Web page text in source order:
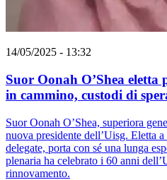
14/05/2025 - 13:32
Suor Oonah O’Shea eletta
in cammino, custodi di
Suor Oonah O’Shea, superiora
nuova presidente dell’Uisg. Eletta
delegate, porta con sé una lunga
plenaria ha celebrato i 60 anni
rinnovamento.